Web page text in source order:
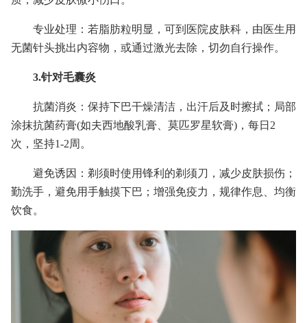
专业处理：若脂肪粒明显，可到医院皮肤科，由医生用
无菌针头挑出内容物，或通过激光去除，切勿自行操作。
3.针对毛囊炎
抗菌消炎：保持下巴干燥清洁，出汗后及时擦拭；局部
涂抹抗菌药膏(如夫西地酸乳膏、莫匹罗星软膏)，每日2
次，坚持1-2周。
避免诱因：剃须时使用锋利的剃须刀，减少皮肤损伤；
勤洗手，避免用手触摸下巴；增强免疫力，规律作息、均衡
饮食。